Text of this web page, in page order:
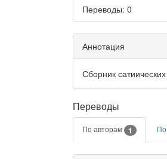
Переводы: 0
Аннотация
Сборник
Переводы
По авторам 1